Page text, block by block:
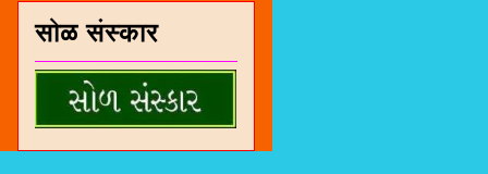
सोळ संस्कार